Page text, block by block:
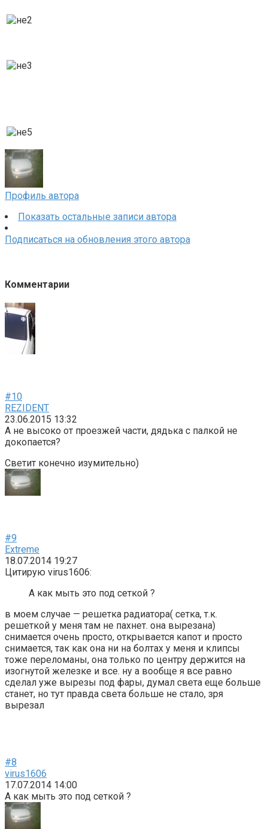
Профиль автора
Показать остальные записи автора
Подписаться на обновления этого автора
Комментарии
#10
REZIDENT
23.06.2015 13:32
А не высоко от проезжей части, дядька с палкой не
докопается?
Светит конечно изумительно)
#9
Extreme
18.07.2014 19:27
Цитирую virus1606:
А как мыть это под сеткой ?
в моем случае — решетка радиатора( сетка, т.к.
решеткой у меня там не пахнет. она вырезана)
снимается очень просто, открывается капот и просто
снимается, так как она ни на болтах у меня и клипсы
тоже переломаны, она только по центру держится на
изогнутой железке и все. ну а вообще я все равно
сделал уже вырезы под фары, думал света еще больше
станет, но тут правда света больше не стало, зря
вырезал
#8
virus1606
17.07.2014 14:00
А как мыть это под сеткой ?